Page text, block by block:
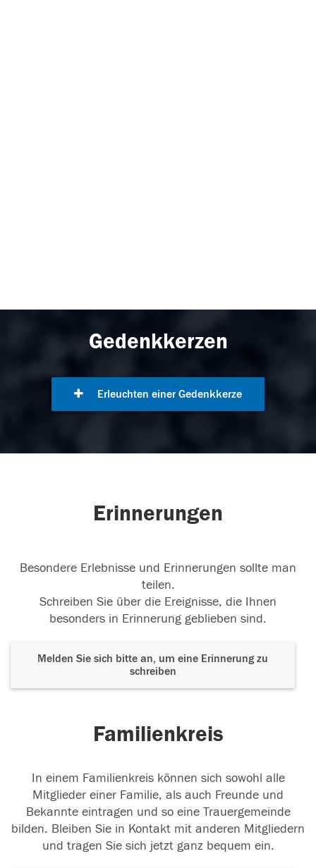
Gedenkkerzen
Erleuchten einer Gedenkkerze
Erinnerungen
Besondere Erlebnisse und Erinnerungen sollte man
teilen.
Schreiben Sie über die Ereignisse, die Ihnen
besonders in Erinnerung geblieben sind.
Melden Sie sich bitte an, um eine Erinnerung zu
schreiben
Familienkreis
In einem Familienkreis können sich sowohl alle
Mitglieder einer Familie, als auch Freunde und
Bekannte eintragen und so eine Trauergemeinde
bilden. Bleiben Sie in Kontakt mit anderen Mitgliedern
und tragen Sie sich jetzt ganz bequem ein.